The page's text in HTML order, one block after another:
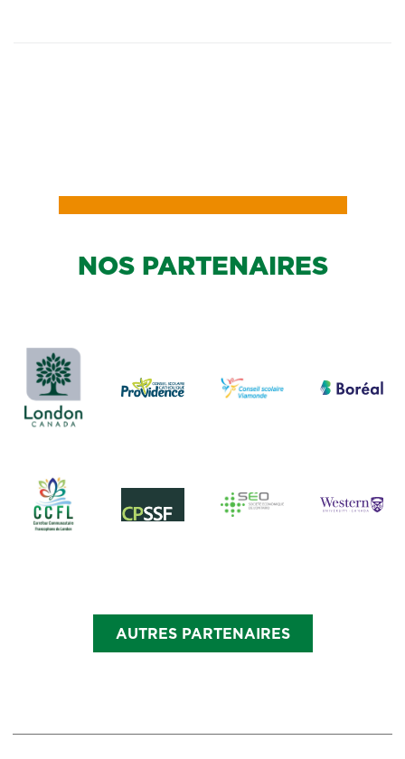
NOS PARTENAIRES
AUTRES PARTENAIRES